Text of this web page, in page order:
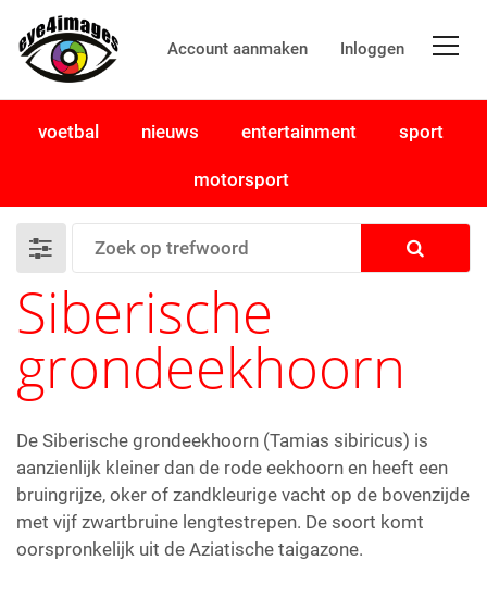
Account aanmaken Inloggen
voetbal nieuws entertainment sport
motorsport
Siberische
grondeekhoorn
De Siberische grondeekhoorn (Tamias sibiricus) is
aanzienlijk kleiner dan de rode eekhoorn en heeft een
bruingrijze, oker of zandkleurige vacht op de bovenzijde
met vijf zwartbruine lengtestrepen. De soort komt
oorspronkelijk uit de Aziatische taigazone.